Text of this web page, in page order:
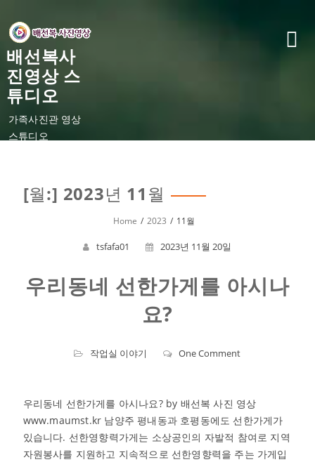
content
배선복사
진영상 스
튜디오
가족사진관 영상
스튜디오
[월:] 2023년 11월
Home 2023 11월
tsfafa01 2023년 11월 20일
우리동네 선한가게를 아시나
요?
작업실 이야기 One Comment
우리동네 선한가게를 아시나요? by 배선복 사진 영상
www.maumst.kr 남양주 평내동과 호평동에도 선한가게가
있습니다. 선한영향력가게는 소상공인의 자발적 참여로 지역
자원봉사를 지원하고 지속적으로 선한영향력을 주는 가게입